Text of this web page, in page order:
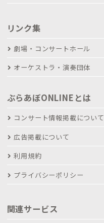
リンク集
劇場・コンサートホール
オーケストラ・演奏団体
ぶらあぼONLINEとは
コンサート情報掲載について
広告掲載について
利用規約
プライバシーポリシー
関連サービス